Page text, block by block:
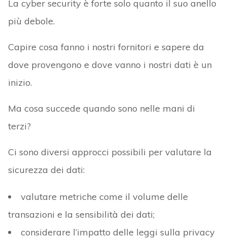
La cyber security è forte solo quanto il suo anello
più debole.
Capire cosa fanno i nostri fornitori e sapere da
dove provengono e dove vanno i nostri dati è un
inizio.
Ma cosa succede quando sono nelle mani di
terzi?
Ci sono diversi approcci possibili per valutare la
sicurezza dei dati:
valutare metriche come il volume delle
transazioni e la sensibilità dei dati;
considerare l’impatto delle leggi sulla privacy